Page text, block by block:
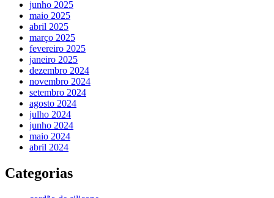
junho 2025
maio 2025
abril 2025
março 2025
fevereiro 2025
janeiro 2025
dezembro 2024
novembro 2024
setembro 2024
agosto 2024
julho 2024
junho 2024
maio 2024
abril 2024
Categorias